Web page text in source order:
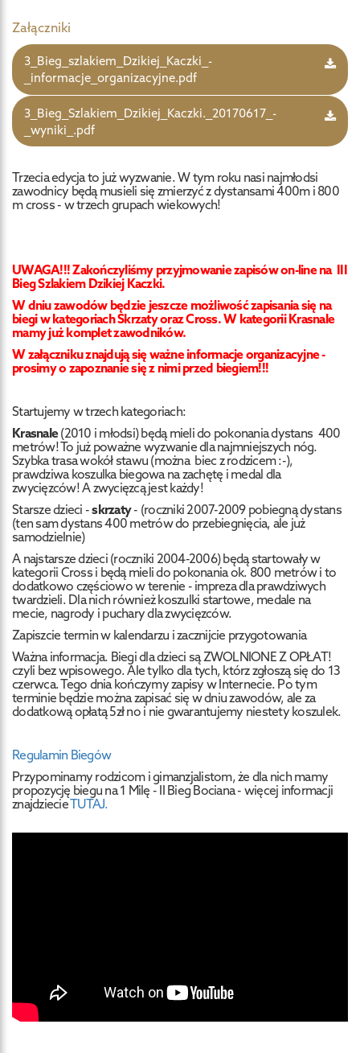
Załączniki
3_Bieg_szlakiem_Dzikiej_Kaczki_-
_informacje_organizacyjne.pdf
3_Bieg_Szlakiem_Dzikiej_Kaczki._20170617_-
_wyniki_.pdf
Trzecia edycja to już wyzwanie. W tym roku nasi najmłodsi
zawodnicy będą musieli się zmierzyć z dystansami 400m i 800
m cross - w trzech grupach wiekowych!
UWAGA!!! Zakończyliśmy przyjmowanie zapisów on-line na III
Bieg Szlakiem Dzikiej Kaczki.
W dniu zawodów będzie jeszcze możliwość zapisania się na
biegi w kategoriach Skrzaty oraz Cross. W kategorii Krasnale
mamy już komplet zawodników.
W załączniku znajdują się ważne informacje organizacyjne -
prosimy o zapoznanie się z nimi przed biegiem!!!
Startujemy w trzech kategoriach:
Krasnale(2010 i młodsi) będą mieli do pokonania dystans 400
metrów! To już poważne wyzwanie dla najmniejszych nóg.
Szybka trasa wokół stawu (można biec z rodzicem :-),
prawdziwa koszulka biegowa na zachętę i medal dla
zwycięzców! A zwycięzcą jest każdy!
Starsze dzieci -skrzaty- (roczniki 2007-2009 pobiegną dystans
(ten sam dystans 400 metrów do przebiegnięcia, ale już
samodzielnie)
A najstarsze dzieci (roczniki 2004-2006) będą startowały w
kategorii Cross i będą mieli do pokonania ok. 800 metrów i to
dodatkowo częściowo w terenie - impreza dla prawdziwych
twardzieli. Dla nich również koszulki startowe, medale na
mecie, nagrody i puchary dla zwycięzców.
Zapiszcie termin w kalendarzu i zacznijcie przygotowania
Ważna informacja. Biegi dla dzieci są ZWOLNIONE Z OPŁAT!
czyli bez wpisowego. Ale tylko dla tych, którz zgłoszą się do 13
czerwca. Tego dnia kończymy zapisy w Internecie. Po tym
terminie będzie można zapisać się w dniu zawodów, ale za
dodatkową opłatą 5zł no i nie gwarantujemy niestety koszulek.
Regulamin Biegów
Przypominamy rodzicom i gimanzjalistom, że dla nich mamy
propozycję biegu na 1 Milę - II Bieg Bociana - więcej informacji
znajdziecieTUTAJ.